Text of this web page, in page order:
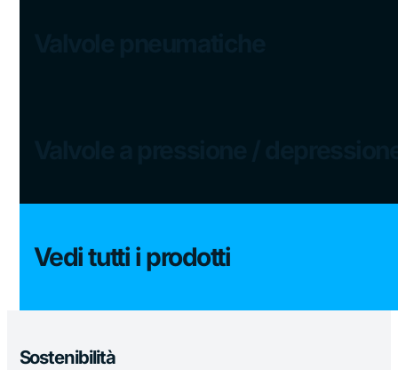
Vedi tutti i prodotti
Sostenibilità